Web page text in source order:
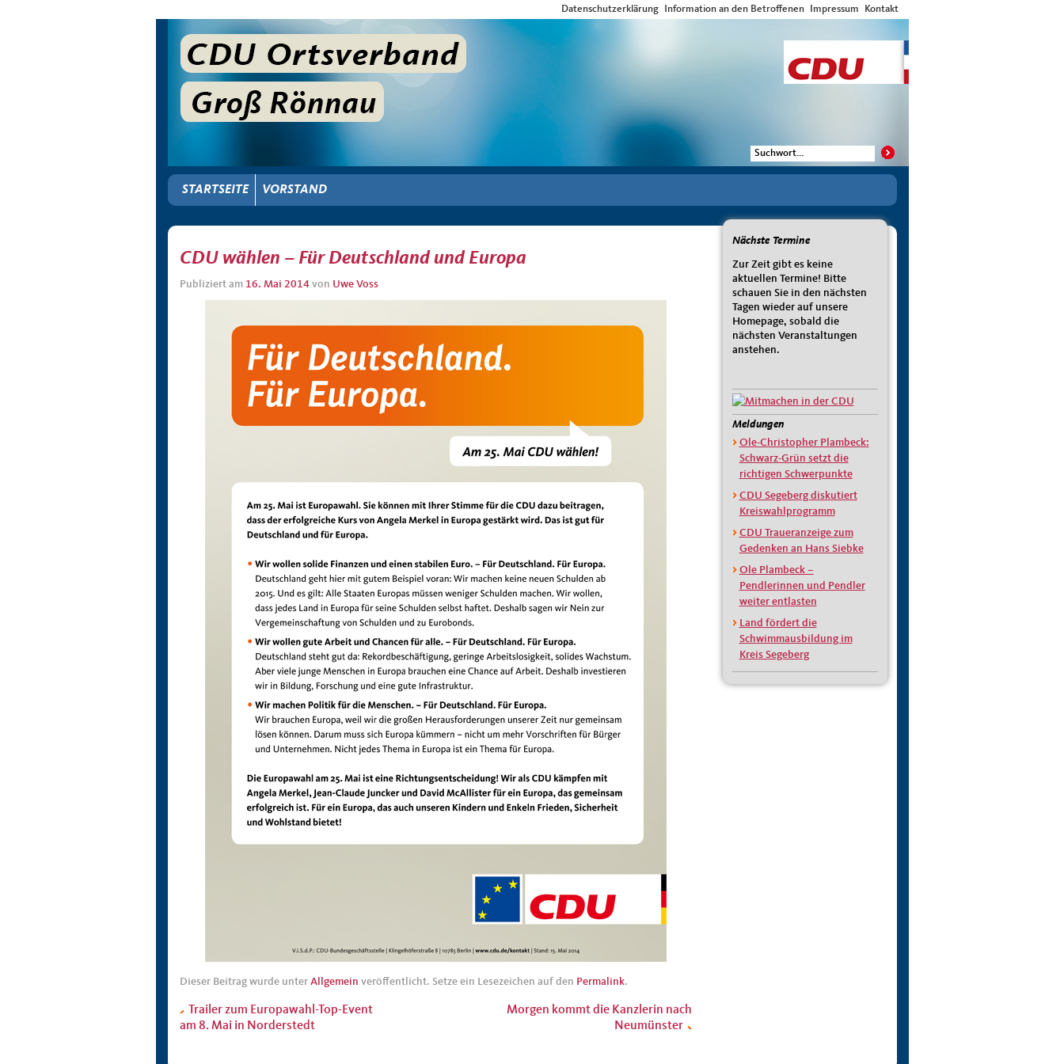
Datenschutzerklärung Information an den Betroffenen Impressum Kontakt
STARTSEITE VORSTAND
CDU wählen – Für Deutschland und Europa
Publiziert am 16. Mai 2014 von Uwe Voss
Dieser Beitrag wurde unter Allgemein veröffentlicht. Setze ein Lesezeichen auf den Permalink.
Trailer zum Europawahl-Top-Event
am 8. Mai in Norderstedt
Morgen kommt die Kanzlerin nach
Neumünster
Nächste Termine
Zur Zeit gibt es keine
aktuellen Termine! Bitte
schauen Sie in den nächsten
Tagen wieder auf unsere
Homepage, sobald die
nächsten Veranstaltungen
anstehen.
Meldungen
Ole-Christopher Plambeck:
Schwarz-Grün setzt die
richtigen Schwerpunkte
CDU Segeberg diskutiert
Kreiswahlprogramm
CDU Traueranzeige zum
Gedenken an Hans Siebke
Ole Plambeck –
Pendlerinnen und Pendler
weiter entlasten
Land fördert die
Schwimmausbildung im
Kreis Segeberg